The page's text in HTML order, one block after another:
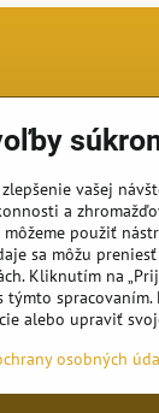
vašej
a
použiť
sa môžu
Kliknutím na
spracovaním.
alebo upraviť
osobných